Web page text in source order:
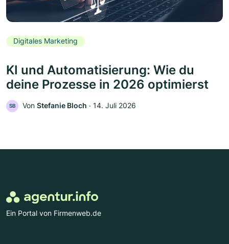
Digitales Marketing
KI und Automatisierung: Wie du
deine Prozesse in 2026 optimierst
SB Von Stefanie Bloch ‧ 14. Juli 2026
Ein Portal von Firmenweb.de